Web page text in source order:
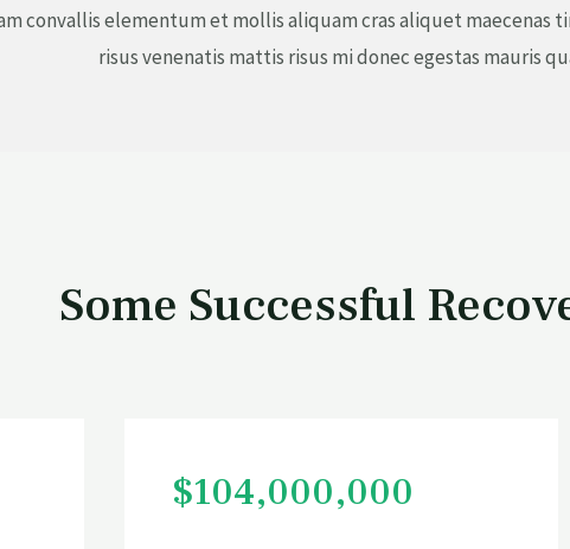
convallis elementum et mollis aliquam cras aliquet maecenas
risus venenatis mattis risus mi donec egestas mauris
Some Successful
$104,000,000